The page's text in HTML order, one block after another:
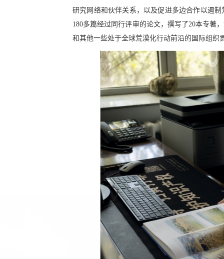
研究网络和伙伴关系，以及促进多边合作以遏
180多篇经过同行评审的论文，撰写了20本专著
和其他一些处于全球荒漠化行动前沿的国际组